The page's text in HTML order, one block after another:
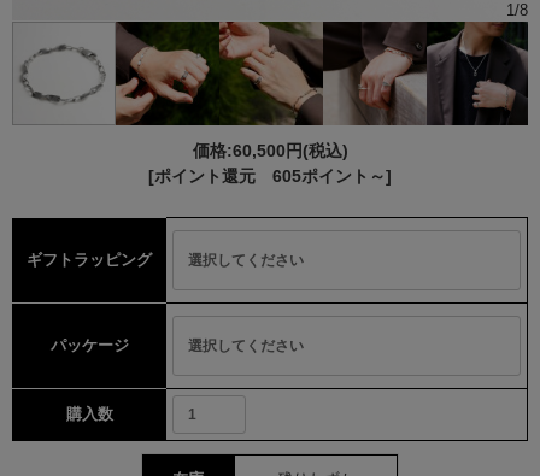
1/8
価格:60,500円(税込)
[ポイント還元 605ポイント～]
ギフトラッピング
パッケージ
購入数